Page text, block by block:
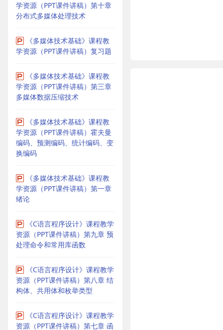
学资源（PPT课件讲稿）第十章
分布式多媒体处理技术
《多媒体技术基础》课程教
学资源（PPT课件讲稿）复习题
《多媒体技术基础》课程教
学资源（PPT课件讲稿）第三章
多媒体数据压缩技术
《多媒体技术基础》课程教
学资源（PPT课件讲稿）霍夫曼
编码、预测编码、统计编码、变
换编码
《多媒体技术基础》课程教
学资源（PPT课件讲稿）第一章
绪论
《C语言程序设计》课程教学
资源（PPT课件讲稿）第九章 预
处理命令和常用库函数
《C语言程序设计》课程教学
资源（PPT课件讲稿）第八章 结
构体、共用体和枚举类型
《C语言程序设计》课程教学
资源（PPT课件讲稿）第七章 函